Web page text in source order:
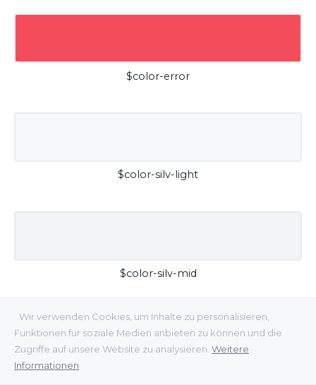
Wir verwenden Cookies, um Inhalte zu personalisieren,
Funktionen für soziale Medien anbieten zu können und die
Zugriffe auf unsere Website zu analysieren. Weitere
Informationen
$color-error
$color-silv-light
$color-silv-mid